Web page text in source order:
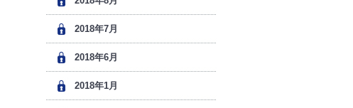
2018年7月
2018年6月
2018年1月